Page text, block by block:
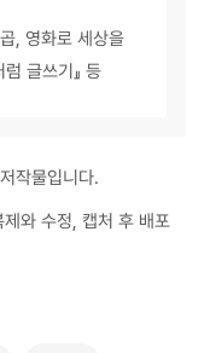
곱, 영화로 세상을
글쓰기』 등
작물입니다.
와 수정, 캡처 후 배포